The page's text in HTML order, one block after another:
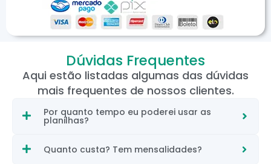
Dúvidas Frequentes
Aqui estão listadas algumas das dúvidas
mais frequentes de nossos clientes.
Por quanto tempo eu poderei usar as
planilhas?
Quanto custa? Tem mensalidades?